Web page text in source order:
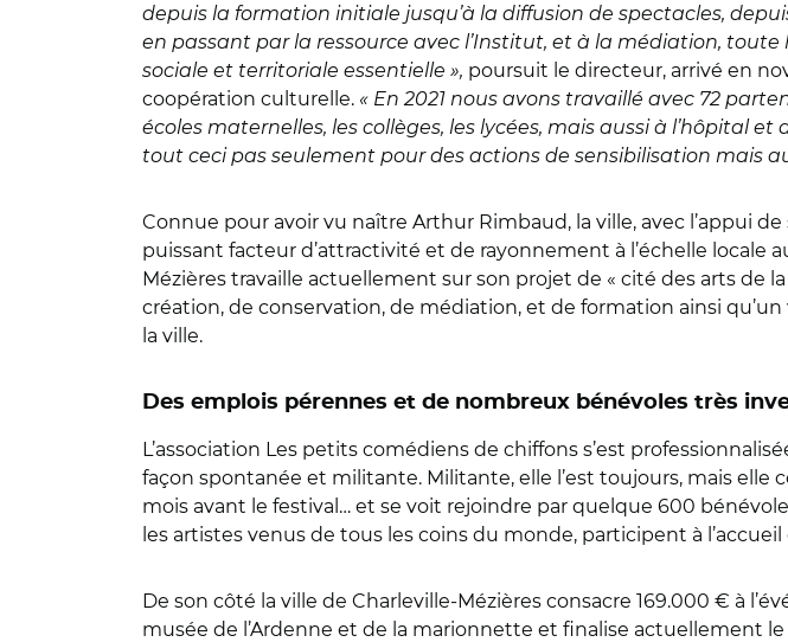
depuis la formation initiale jusqu’à la diffusion de spectacles,
en passant par la ressource avec l’Institut, et à la médiation,
sociale et territoriale essentielle », poursuit le directeur, arrivé en
coopération culturelle. « En 2021 nous avons travaillé avec 72
écoles maternelles, les collèges, les lycées, mais aussi à l’hôpital
tout ceci pas seulement pour des actions de sensibilisation mais
Connue pour avoir vu naître Arthur Rimbaud, la ville, avec l’appui
puissant facteur d’attractivité et de rayonnement à l’échelle locale
Mézières travaille actuellement sur son projet de « cité des arts de
création, de conservation, de médiation, et de formation ainsi
la ville.
Des emplois pérennes et de nombreux bénévoles très
L’association Les petits comédiens de chiffons s’est
façon spontanée et militante. Militante, elle l’est toujours, mais
mois avant le festival… et se voit rejoindre par quelque 600
les artistes venus de tous les coins du monde, participent à
De son côté la ville de Charleville-Mézières consacre 169.000 € à
musée de l’Ardenne et de la marionnette et finalise actuellement